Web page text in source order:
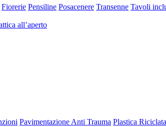
Fiorerie Pensiline Posacenere Transenne Tavoli
all’aperto
Pavimentazione Anti Trauma Plastica Riciclata